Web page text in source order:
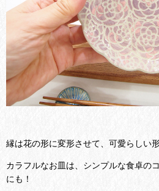
縁は花の形に変形させて、可愛らしい形
カラフルなお皿は、シンプルな食卓の
にも！